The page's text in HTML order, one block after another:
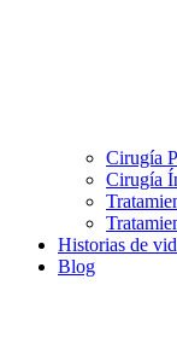
Cirugía
Cirugía
Historias de
Blog